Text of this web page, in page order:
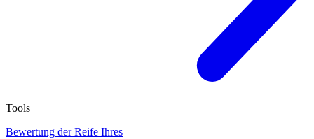
Tools
Bewertung der Reife Ihres